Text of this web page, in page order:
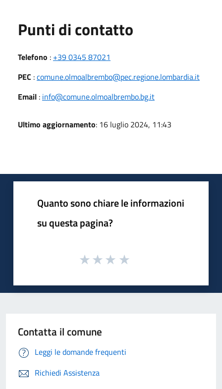
Punti di contatto
Telefono : +39 0345 87021
PEC :comune.olmoalbrembo@pec.regione.lombardia.it
Email : info@comune.olmoalbrembo.bg.it
Ultimo aggiornamento: 16 luglio 2024, 11:43
Quanto sono chiare le informazioni
su questa pagina?
Contatta il comune
Leggi le domande frequenti
Richiedi Assistenza